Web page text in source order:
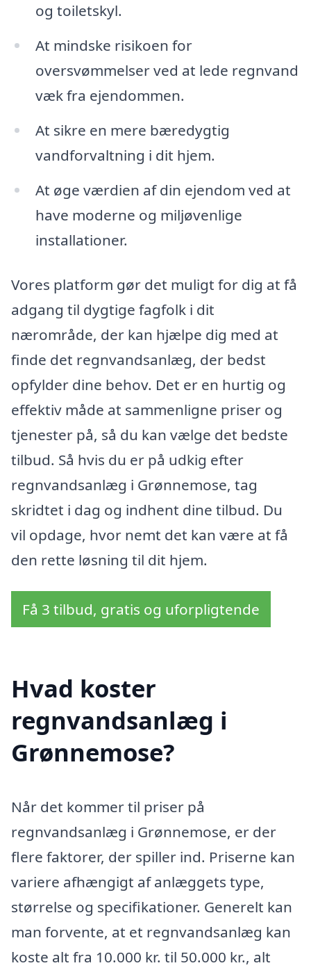
og toiletskyl.
At mindske risikoen for
oversvømmelser ved at lede regnvand
væk fra ejendommen.
At sikre en mere bæredygtig
vandforvaltning i dit hjem.
At øge værdien af din ejendom ved at
have moderne og miljøvenlige
installationer.
Vores platform gør det muligt for dig at få
adgang til dygtige fagfolk i dit
nærområde, der kan hjælpe dig med at
finde det regnvandsanlæg, der bedst
opfylder dine behov. Det er en hurtig og
effektiv måde at sammenligne priser og
tjenester på, så du kan vælge det bedste
tilbud. Så hvis du er på udkig efter
regnvandsanlæg i Grønnemose, tag
skridtet i dag og indhent dine tilbud. Du
vil opdage, hvor nemt det kan være at få
den rette løsning til dit hjem.
Få 3 tilbud, gratis og uforpligtende
Hvad koster
regnvandsanlæg i
Grønnemose?
Når det kommer til priser på
regnvandsanlæg i Grønnemose, er der
flere faktorer, der spiller ind. Priserne kan
variere afhængigt af anlæggets type,
størrelse og specifikationer. Generelt kan
man forvente, at et regnvandsanlæg kan
koste alt fra 10.000 kr. til 50.000 kr., alt